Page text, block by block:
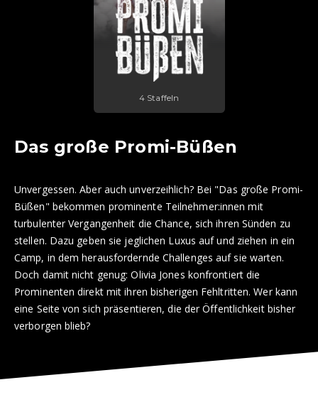
4 Staffeln
Das große Promi-Büßen
Unvergessen. Aber auch unverzeihlich? Bei "Das große Promi-
Büßen" bekommen prominente Teilnehmer:innen mit
turbulenter Vergangenheit die Chance, sich ihren Sünden zu
stellen. Dazu geben sie jeglichen Luxus auf und ziehen in ein
Camp, in dem herausfordernde Challenges auf sie warten.
Doch damit nicht genug: Olivia Jones konfrontiert die
Prominenten direkt mit ihren bisherigen Fehltritten. Wer kann
eine Seite von sich präsentieren, die der Öffentlichkeit bisher
verborgen blieb?